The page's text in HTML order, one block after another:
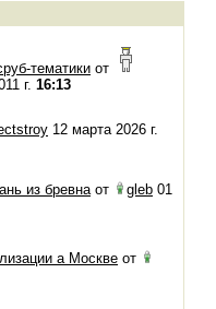
тематики от
г. 16:13
12 марта 2026 г.
из бревнаот gleb 01
а Москве от